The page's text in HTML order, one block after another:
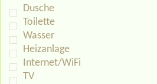
Dusche
Toilette
Wasser
Heizanlage
Internet/WiFi
TV